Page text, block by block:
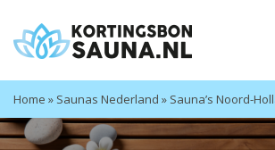
Home » Saunas Nederland » Sauna’s Noord-